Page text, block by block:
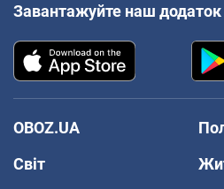
Завантажуйте наш додаток
OBOZ.UA
Світ